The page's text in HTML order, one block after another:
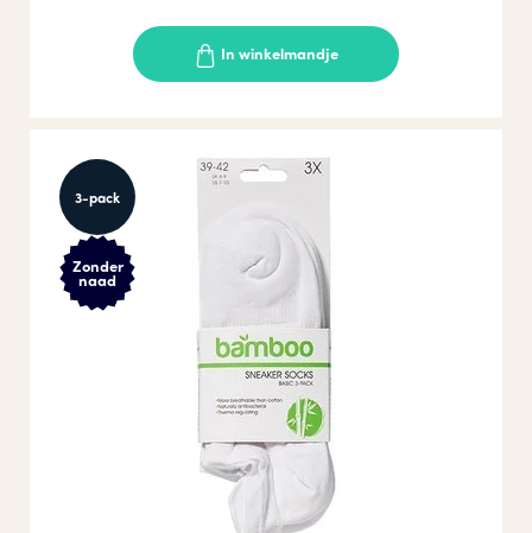
In winkelmandje
3-pack
Zonder
naad